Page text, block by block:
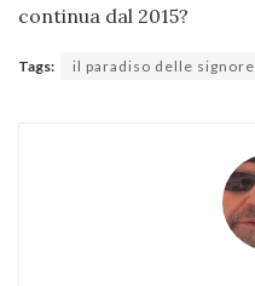
continua dal 2015?
Tags: il paradiso delle signore